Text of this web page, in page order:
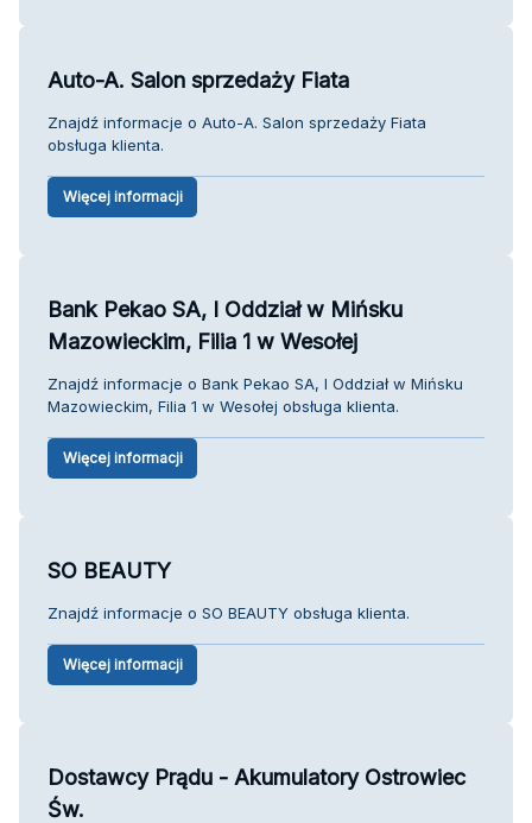
Auto-A. Salon sprzedaży Fiata
Znajdź informacje o Auto-A. Salon sprzedaży Fiata
obsługa klienta.
Więcej informacji
Bank Pekao SA, I Oddział w Mińsku
Mazowieckim, Filia 1 w Wesołej
Znajdź informacje o Bank Pekao SA, I Oddział w Mińsku
Mazowieckim, Filia 1 w Wesołej obsługa klienta.
Więcej informacji
SO BEAUTY
Znajdź informacje o SO BEAUTY obsługa klienta.
Więcej informacji
Dostawcy Prądu - Akumulatory Ostrowiec
Św.